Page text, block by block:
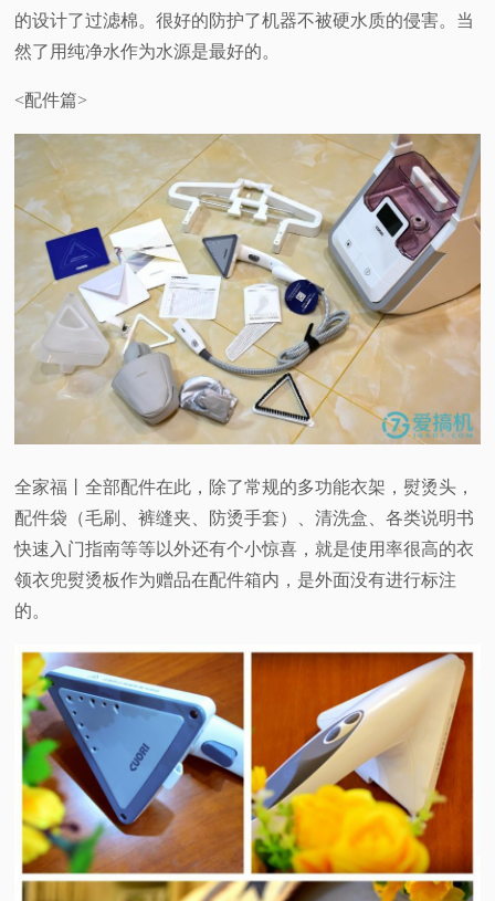
的设计了过滤棉。很好的防护了机器不被硬水质的侵害。当
然了用纯净水作为水源是最好的。
<配件篇>
全家福丨全部配件在此，除了常规的多功能衣架，熨烫头，
配件袋（毛刷、裤缝夹、防烫手套）、清洗盒、各类说明书
快速入门指南等等以外还有个小惊喜，就是使用率很高的衣
领衣兜熨烫板作为赠品在配件箱内，是外面没有进行标注
的。